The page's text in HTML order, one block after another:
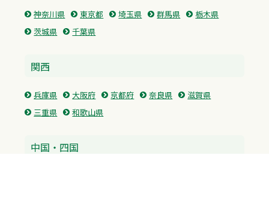
神奈川県 東京都 埼玉県 群馬県
栃木県
茨城県
千葉県
関西
兵庫県 大阪府 京都府 奈良県
滋賀県
三重県
和歌山県
中国・四国